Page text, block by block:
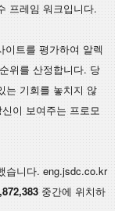
프레임 워크입니다.
이트를 평가하여 알렉
위를 산정합니다. 당
는 기회를 놓치지 않
이 보여주는 프로모
습니다. eng.jsdc.co.kr
중간에 위치하